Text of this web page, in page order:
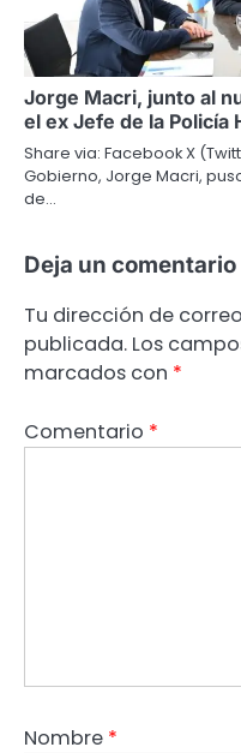
Jorge Macri, junto al
el ex Jefe de la Policía
Share via: Facebook X
Gobierno, Jorge Macri,
de…
Deja un comentario
Tu dirección de
publicada. Los
marcados con *
Comentario *
Nombre *